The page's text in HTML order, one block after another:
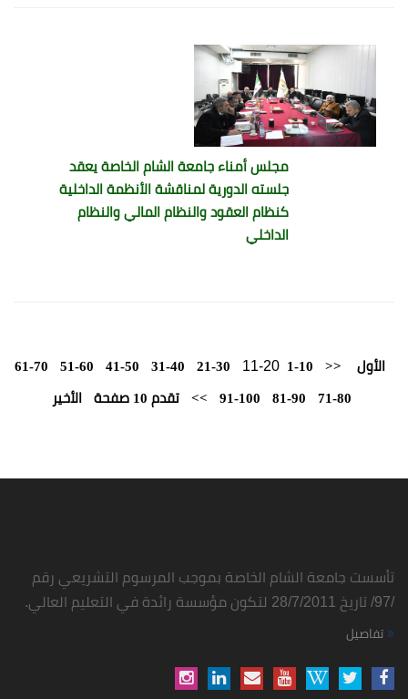
مجلس أمناء جامعة الشام الخاصة يعقد
جلسته الدورية لمناقشة الأنظمة الداخلية
كنظام العقود والنظام المالي والنظام
الداخلي
الأول <<
1-10
21-30
31-40
41-50
51-60
61-70
71-80
81-90
91-100
>> تقدم 10 صفحة الأخير
تأسست جامعة الشام الخاصة بموجب المرسوم التشريعي رقم
/97/ تاريخ 28/7/2011 لتكون مؤسسة رائدة في التعليم العالي.
تفاصيل